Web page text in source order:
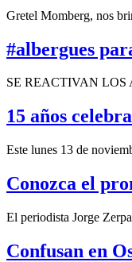
Gretel Momberg, nos
#albergues
SE REACTIVAN LOS
15 años
Este lunes 13 de
Conozca el
El periodista Jorge
Confusan en